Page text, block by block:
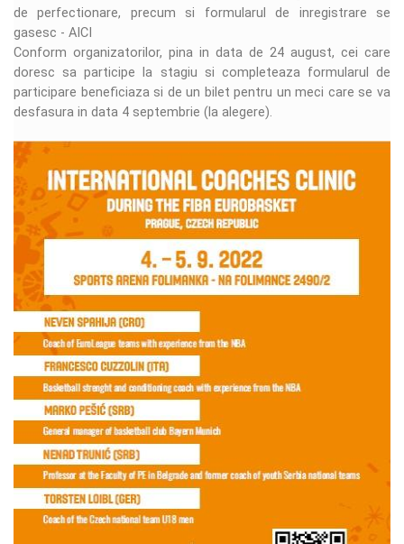
de perfectionare, precum si formularul de inregistrare se
gasesc - AICI
Conform organizatorilor, pina in data de 24 august, cei care
doresc sa participe la stagiu si completeaza formularul de
participare beneficiaza si de un bilet pentru un meci care se va
desfasura in data 4 septembrie (la alegere).